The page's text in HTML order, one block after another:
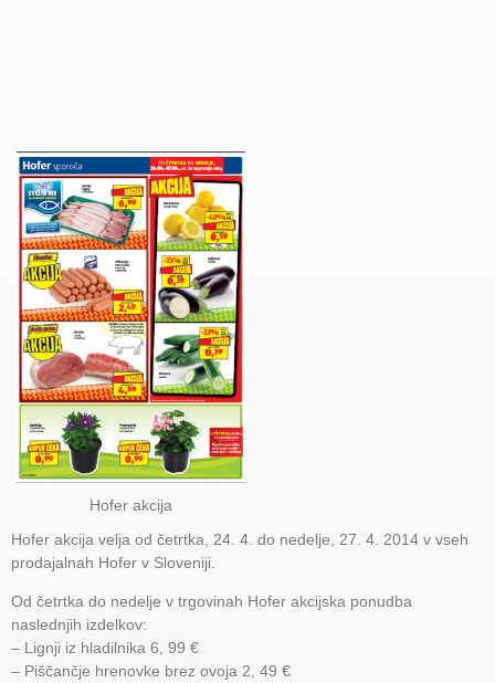
Hofer akcija
Hofer akcija velja od četrtka, 24. 4. do nedelje, 27. 4. 2014 v vseh
prodajalnah Hofer v Sloveniji.
Od četrtka do nedelje v trgovinah Hofer akcijska ponudba
naslednjih izdelkov:
– Lignji iz hladilnika 6, 99 €
– Piščančje hrenovke brez ovoja 2, 49 €